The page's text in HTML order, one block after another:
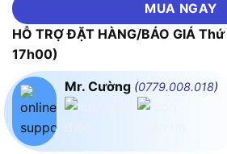
MUA NGAY
HỖ TRỢ ĐẶT HÀNG/BÁO GIÁ
17h00)
Mr. Cường (0779.008.018)